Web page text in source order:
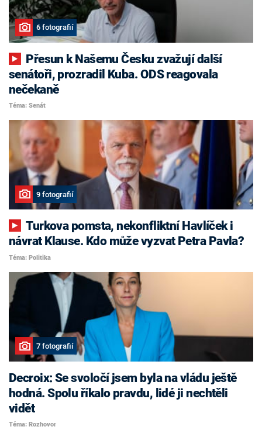
6 fotografií
senátoři, prozradil Kuba. ODS reagovala
nečekaně
Téma: Senát
9 fotografií
Turkova pomsta, nekonfliktní Havlíček i
návrat Klause. Kdo může vyzvat Petra Pavla?
Téma: Politika
7 fotografií
Decroix: Se svoločí jsem byla na vládu ještě
hodná. Spolu říkalo pravdu, lidé ji nechtěli
vidět
Téma: Rozhovor